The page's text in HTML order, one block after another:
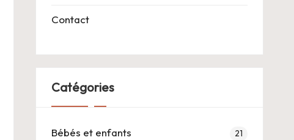
Contact
Catégories
Bébés et enfants 21